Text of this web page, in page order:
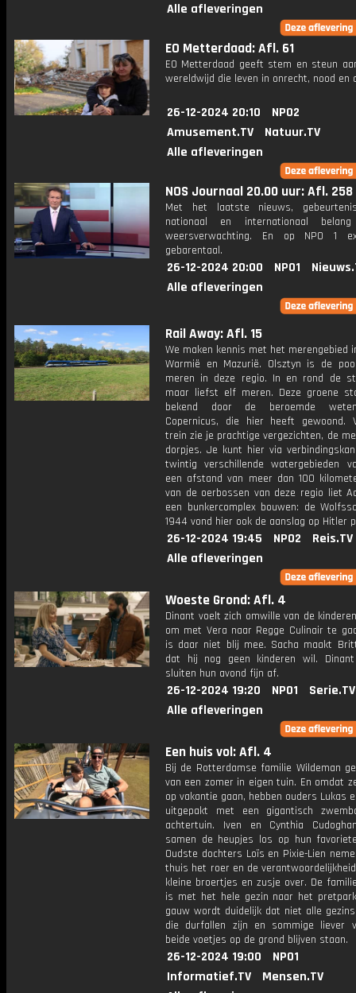
Alle afleveringen
EO Metterdaad: Afl. 61
EO Metterdaad geeft stem en steun
wereldwijd die leven in onrecht, nood en
26-12-2024 20:10
NPO2
Amusement.TV
Natuur.TV
Alle afleveringen
NOS Journaal 20.00 uur: Afl. 258
Met het laatste nieuws,
nationaal en internationaal
weersverwachting. En op NPO 1
gebarentaal.
26-12-2024 20:00 NPO1
Alle afleveringen
Rail Away: Afl. 15
We maken kennis met het merengebied
Warmië en Mazurië. Olsztyn is de
meren in deze regio. In en rond de
maar liefst elf meren. Deze groene
bekend door de beroemde
Copernicus, die hier heeft gewoond.
trein zie je prachtige vergezichten, de
dorpjes. Je kunt hier via
twintig verschillende watergebieden
een afstand van meer dan 100
van de oerbossen van deze regio liet
een bunkercomplex bouwen: de
1944 vond hier ook de aanslag op Hitler
26-12-2024 19:45 NPO2
Reis.TV
Alle afleveringen
Woeste Grond: Afl. 4
Dinant voelt zich omwille van de
om met Vera naar Regge Culinair te
is daar niet blij mee. Sacha maakt
dat hij nog geen kinderen wil.
sluiten hun avond fijn af.
26-12-2024 19:20 NPO1
Serie.TV
Alle afleveringen
Een huis vol: Afl. 4
Bij de Rotterdamse familie Wildeman
van een zomer in eigen tuin. En omdat
op vakantie gaan, hebben ouders Lukas
uitgepakt met een gigantisch
achtertuin. Iven en Cynthia
samen de heupjes los op hun
Oudste dochters Loïs en Pixie-Lien
thuis het roer en de
kleine broertjes en zusje over. De
is met het hele gezin naar het
gauw wordt duidelijk dat niet alle
die durfallen zijn en sommige liever
beide voetjes op de grond blijven staan.
26-12-2024 19:00
NPO1
Informatief.TV
Mensen.TV